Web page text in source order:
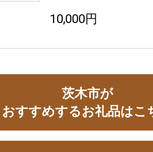
10,000円
茨木市が
おすすめするお礼品はこ